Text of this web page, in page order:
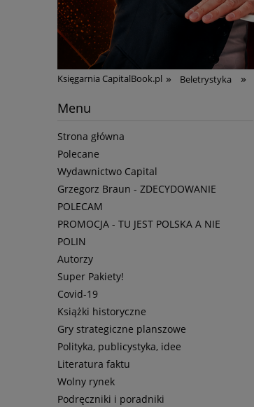
Księgarnia CapitalBook.pl » Beletrystyka »
Menu
Strona główna
Polecane
Wydawnictwo Capital
Grzegorz Braun - ZDECYDOWANIE
POLECAM
PROMOCJA - TU JEST POLSKA A NIE
POLIN
Autorzy
Super Pakiety!
Covid-19
Książki historyczne
Gry strategiczne planszowe
Polityka, publicystyka, idee
Literatura faktu
Wolny rynek
Podręczniki i poradniki